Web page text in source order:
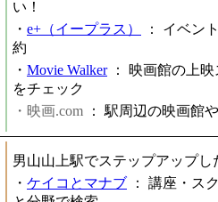
い！
・ e+（イープラス） ： イベン
約
・ Movie Walker： 映画館の上
をチェック
・映画.com ： 駅周辺の映画館
男山山上駅でステップアップし
・ ケイコとマナブ ： 講座・ス